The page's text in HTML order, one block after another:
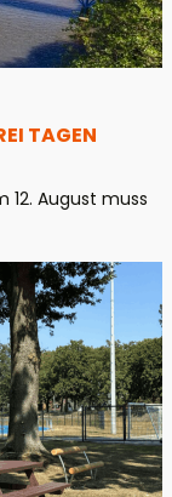
TAGEN
12. August muss